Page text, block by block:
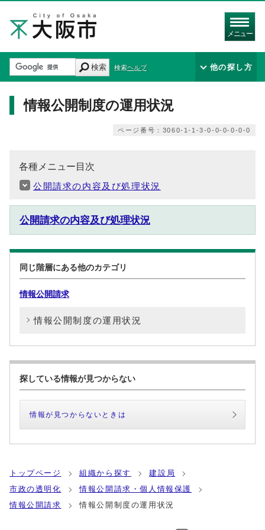
メニュー
検索 検索ヘルプ 他の探し方
情報公開制度の運用状況
ページ番号：3060-1-1-3-0-0-0-0-0-0
各種メニュー目次
公開請求の内容及び処理状況
公開請求の内容及び処理状況
同じ階層にある他のカテゴリ
情報公開請求
情報公開制度の運用状況
探している情報が見つからない
情報が見つからないときは
トップページ 組織から探す
建設局
市政の透明化
情報公開請求・個人情報保護
情報公開請求
情報公開制度の運用状況